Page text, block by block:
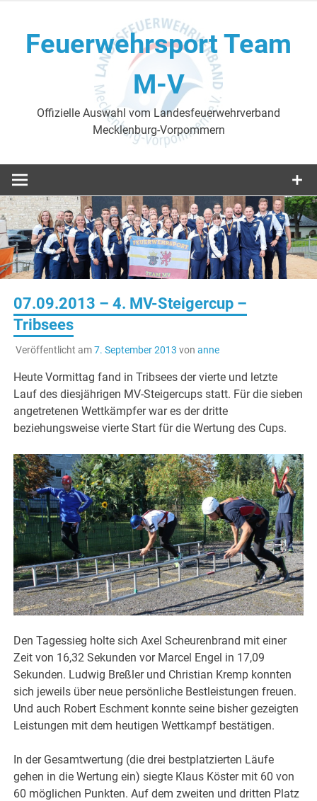
contentFeuerwehrsport Team
M-V
Offizielle Auswahl vom Landesfeuerwehrverband
Mecklenburg-Vorpommern
07.09.2013 – 4. MV-Steigercup –
Tribsees
Veröffentlicht am7. September 2013 von anne
Heute Vormittag fand in Tribsees der vierte und letzte
Lauf des diesjährigen MV-Steigercups statt. Für die sieben
angetretenen Wettkämpfer war es der dritte
beziehungsweise vierte Start für die Wertung des Cups.
Den Tagessieg holte sich Axel Scheurenbrand mit einer
Zeit von 16,32 Sekunden vor Marcel Engel in 17,09
Sekunden. Ludwig Breßler und Christian Kremp konnten
sich jeweils über neue persönliche Bestleistungen freuen.
Und auch Robert Eschment konnte seine bisher gezeigten
Leistungen mit dem heutigen Wettkampf bestätigen.
In der Gesamtwertung (die drei bestplatzierten Läufe
gehen in die Wertung ein) siegte Klaus Köster mit 60 von
60 möglichen Punkten. Auf dem zweiten und dritten Platz